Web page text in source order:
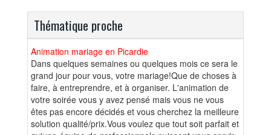
Thématique proche
Animation mariage en Picardie
Dans quelques semaines ou quelques mois ce sera le
grand jour pour vous, votre mariage!Que de choses à
faire, à entreprendre, et à organiser. L'animation de
votre soirée vous y avez pensé mais vous ne vous
êtes pas encore décidés et vous cherchez la meilleure
solution qualité/prix.Vous voulez que tout soit parfait et